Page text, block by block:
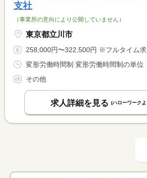
支社
（事業所の意向により公開していません）
東京都立川市
258,000円〜322,500円 ※フルタイム求人の場合は月額（換算額）、パート求人の場
その他
求人詳細を見る (ハローワーク